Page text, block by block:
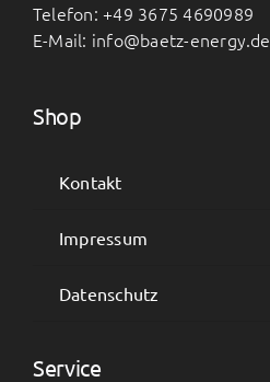
Telefon: +49 3675 4690989
E-Mail: info@baetz-energy.de
Shop
Kontakt
Impressum
Datenschutz
Service